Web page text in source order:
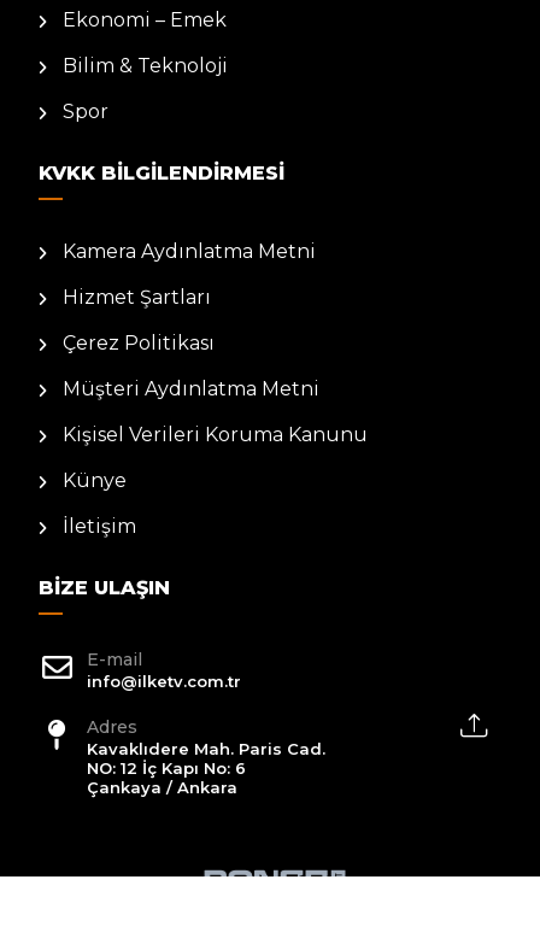
Ekonomi – Emek
Bilim & Teknoloji
Spor
KVKK BILGILENDIRMESI
Kamera Aydınlatma Metni
Hizmet Şartları
Çerez Politikası
Müşteri Aydınlatma Metni
Kişisel Verileri Koruma Kanunu
Künye
İletişim
BIZE ULAŞIN
E-mail
info@ilketv.com.tr
Adres
Kavaklıdere Mah. Paris Cad.
NO: 12 İç Kapı No: 6
Çankaya / Ankara